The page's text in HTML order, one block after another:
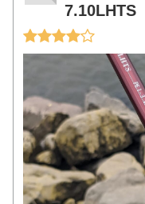
7.10LHTS